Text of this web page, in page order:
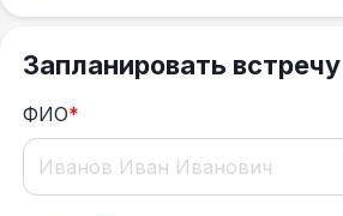
Запланировать встречу
ФИО*